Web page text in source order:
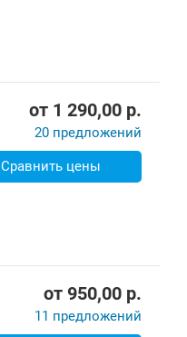
от 1 290,00 p.
20 предложений
Сравнить цены
от 950,00 p.
11 предложений